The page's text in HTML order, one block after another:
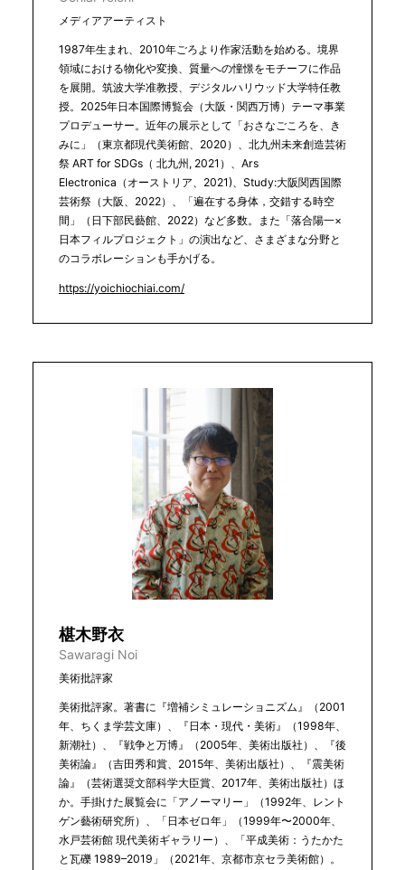
メディアアーティスト
1987年生まれ、2010年ごろより作家活動を始める。境界
領域における物化や変換、質量への憧憬をモチーフに作品
を展開。筑波大学准教授、デジタルハリウッド大学特任教
授。2025年日本国際博覧会（大阪・関西万博）テーマ事業
プロデューサー。近年の展示として「おさなごころを、き
みに」（東京都現代美術館、2020）、北九州未来創造芸術
祭 ART for SDGs（ 北九州, 2021）、Ars
Electronica（オーストリア、2021)、Study:大阪関西国際
芸術祭（大阪、2022）、「遍在する身体，交錯する時空
間」（日下部民藝館、2022）など多数。また「落合陽一×
日本フィルプロジェクト」の演出など、さまざまな分野と
のコラボレーションも手かげる。
https://yoichiochiai.com/
椹木野衣
Sawaragi Noi
美術批評家
美術批評家。著書に『増補シミュレーショニズム』（2001
年、ちくま学芸文庫）、『日本・現代・美術』（1998年、
新潮社）、『戦争と万博』（2005年、美術出版社）、『後
美術論』（吉田秀和賞、2015年、美術出版社）、『震美術
論』（芸術選奨文部科学大臣賞、2017年、美術出版社）ほ
か。手掛けた展覧会に「アノーマリー」（1992年、レント
ゲン藝術研究所）、「日本ゼロ年」（1999年〜2000年、
水戸芸術館 現代美術ギャラリー）、「平成美術：うたかた
と瓦礫 1989–2019」（2021年、京都市京セラ美術館）。